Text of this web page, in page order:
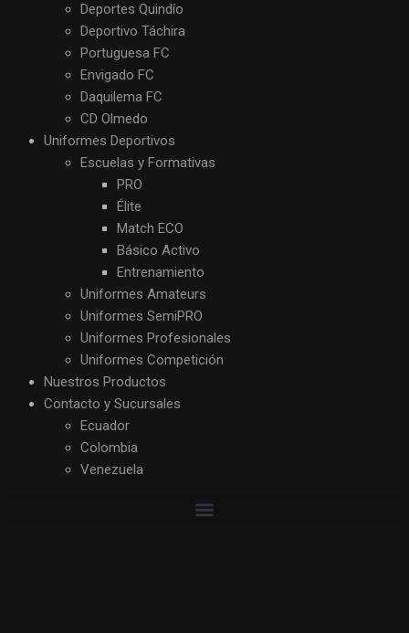
Deportes Quindío
Deportivo Táchira
Portuguesa FC
Envigado FC
Daquilema FC
CD Olmedo
Uniformes Deportivos
Escuelas y Formativas
PRO
Élite
Match ECO
Básico Activo
Entrenamiento
Uniformes Amateurs
Uniformes SemiPRO
Uniformes Profesionales
Uniformes Competición
Nuestros Productos
Contacto y Sucursales
Ecuador
Colombia
Venezuela